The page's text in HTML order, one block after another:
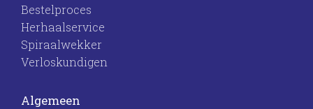
Bestelproces
Herhaalservice
Spiraalwekker
Verloskundigen
Algemeen